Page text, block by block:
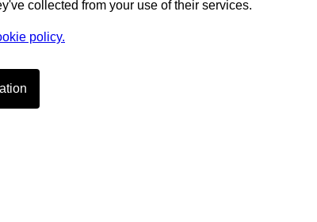
collected from your use of their services.
policy.